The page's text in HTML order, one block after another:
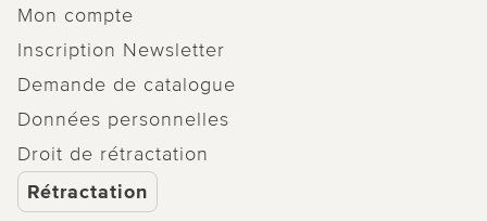
Mon compte
Inscription Newsletter
Demande de catalogue
Données personnelles
Droit de rétractation
Rétractation